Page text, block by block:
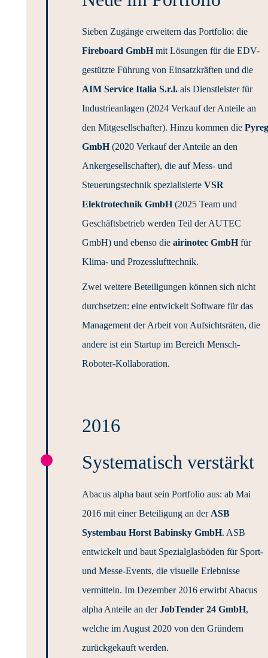
Sieben Zugänge erweitern das Portfolio: die
Fireboard GmbHmit Lösungen für die EDV-
gestützte Führung von Einsatzkräften und die
AIM Service Italia S.r.l.als Dienstleister für
Industrieanlagen (2024 Verkauf der Anteile an
den Mitgesellschafter). Hinzu kommen die Pyreg
GmbH(2020 Verkauf der Anteile an den
Ankergesellschafter), die auf Mess- und
Steuerungstechnik spezialisierte VSR
Elektrotechnik GmbH(2025 Team und
Geschäftsbetrieb werden Teil der AUTEC
GmbH) und ebenso dieairinotec GmbHfür
Klima- und Prozesslufttechnik.
Zwei weitere Beteiligungen können sich nicht
durchsetzen: eine entwickelt Software für das
Management der Arbeit von Aufsichtsräten, die
andere ist ein Startup im Bereich Mensch-
Roboter-Kollaboration.
2016
Systematisch verstärkt
Abacus alpha baut sein Portfolio aus: ab Mai
2016 mit einer Beteiligung an der ASB
Systembau Horst Babinsky GmbH. ASB
entwickelt und baut Spezialglasböden für Sport-
und Messe-Events, die visuelle Erlebnisse
vermitteln. Im Dezember 2016 erwirbt Abacus
alpha Anteile an derJobTender 24 GmbH,
welche im August 2020 von den Gründern
zurückgekauft werden.